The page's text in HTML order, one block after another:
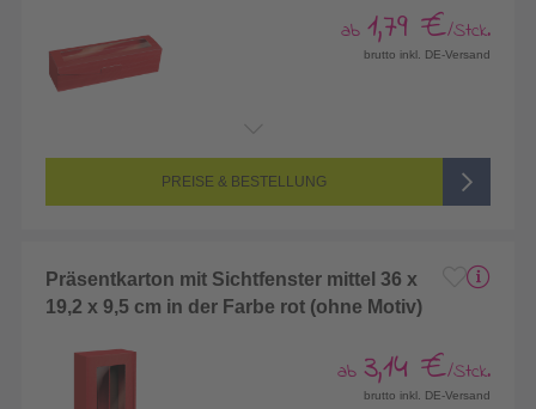
ab 1,79 €/Stck.
brutto inkl. DE-Versand
PREISE & BESTELLUNG
Präsentkarton mit Sichtfenster mittel 36 x
19,2 x 9,5 cm in der Farbe rot (ohne Motiv)
ab 3,14 €/Stck.
brutto inkl. DE-Versand